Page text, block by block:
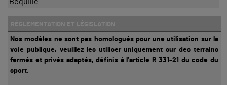
RÉGLEMENTATION ET LÉGISLATION
Nos modèles ne sont pas homologués pour une utilisation sur la
voie publique, veuillez les utiliser uniquement sur des terrains
fermés et privés adaptés, définis à l’article R 331-21 du code du
sport.